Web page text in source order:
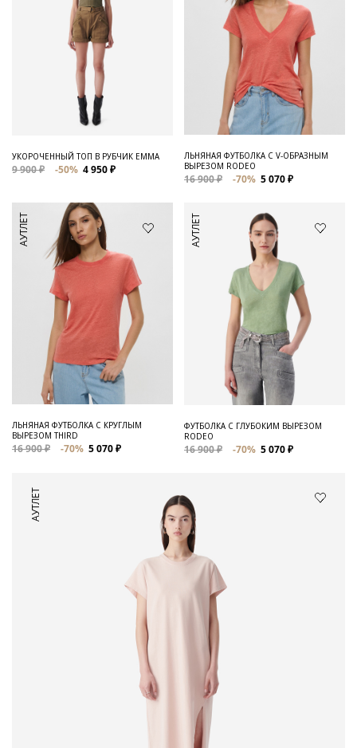
УКОРОЧЕННЫЙ ТОП В РУБЧИК EMMA
9 900 ₽ -50% 4 950 ₽
ЛЬНЯНАЯ ФУТБОЛКА С V-ОБРАЗНЫМ
ВЫРЕЗОМ RODEO
16 900 ₽ -70% 5 070 ₽
АУТЛЕТ
ЛЬНЯНАЯ ФУТБОЛКА С КРУГЛЫМ
ВЫРЕЗОМ THIRD
16 900 ₽ -70% 5 070 ₽
АУТЛЕТ
ФУТБОЛКА С ГЛУБОКИМ ВЫРЕЗОМ
RODEO
16 900 ₽ -70% 5 070 ₽
АУТЛЕТ